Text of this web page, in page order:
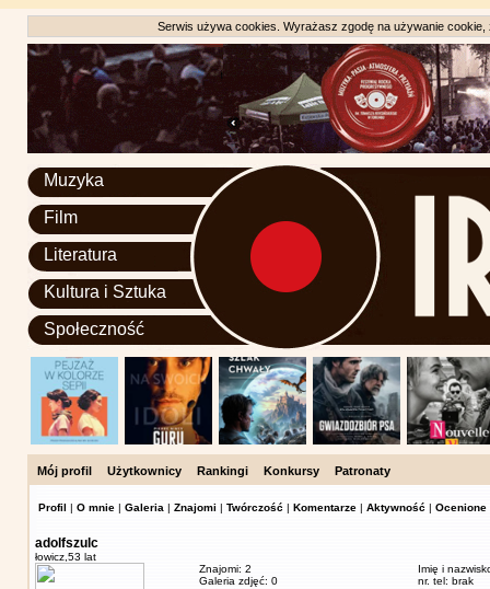
Serwis używa cookies. Wyrażasz zgodę na używanie
Muzyka
Film
Literatura
Kultura i Sztuka
Społeczność
Mój profil Użytkownicy Rankingi Konkursy Patronaty
Profil | O mnie | Galeria | Znajomi | Twórczość | Komentarze | Aktywność | Ocenione
adolfszulc
łowicz, 53 lat
Znajomi: 2
Galeria zdjęć: 0
Imię i
nr. tel: brak